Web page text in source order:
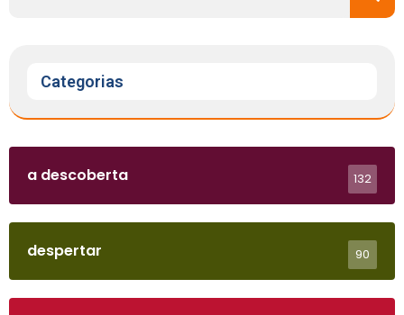
Categorias
a descoberta 132
despertar 90